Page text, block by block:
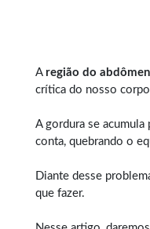
A região do abdômen
crítica do nosso
A gordura se acumula
conta, quebrando o
Diante desse
que fazer.